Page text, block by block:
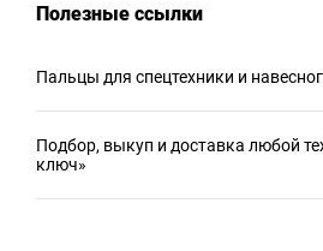
Полезные ссылки
Пальцы для спецтехники и
Подбор, выкуп и доставка любой
ключ»